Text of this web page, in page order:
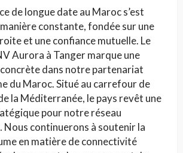
de longue date au Maroc s’est
constante, fondée sur une
et une confiance mutuelle. Le
Aurora à Tanger marque une
dans notre partenariat
du Maroc. Situé au carrefour de
la Méditerranée, le pays revêt une
pour notre réseau
Nous continuerons à soutenir la
en matière de connectivité